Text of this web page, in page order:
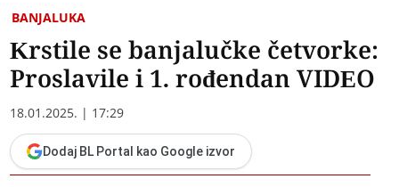
BANJALUKA
Krstile se banjalučke četvorke:
Proslavile i 1. rođendan VIDEO
18.01.2025. | 17:29
Dodaj BL Portal kao Google izvor